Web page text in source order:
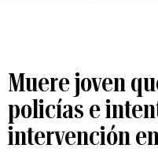
Muere joven
policías e
intervención